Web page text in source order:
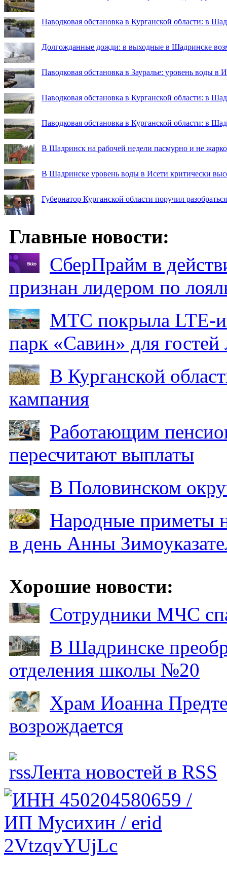
Паводковая обстановка в Курганской области: в
Долгожданные дожди: в выходные в Шадринске
Паводковая обстановка в Зауралье: уровень воды в
Паводковая обстановка в Курганской области: в
Паводковая обстановка в Курганской области: в
В Шадринск на рабочей недели пасмурно и не жарко
В Шадринске уровень воды в Исети критически
Губернатор Курганской области поручил
Главные новости:
СберПрайм в
признан лидером по
МТС покрыла LTE-
парк «Савин» для гостей
В Курганской
кампания
Работающим
пересчитают выплаты
В Половинском
Народные приметы
в день Анны
Хорошие новости:
Сотрудники МЧС
В Шадринске
отделения школы №20
Храм Иоанна
возрождается
Лента новостей в RSS